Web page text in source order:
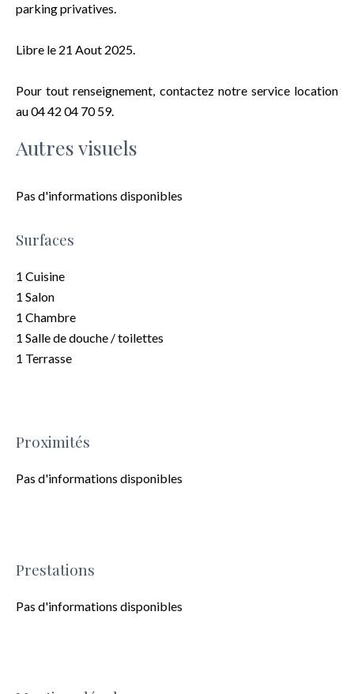
parking privatives.
Libre le 21 Aout 2025.
Pour tout renseignement, contactez notre service location
au 04 42 04 70 59.
Autres visuels
Pas d'informations disponibles
Surfaces
1 Cuisine
1 Salon
1 Chambre
1 Salle de douche / toilettes
1 Terrasse
Proximités
Pas d'informations disponibles
Prestations
Pas d'informations disponibles